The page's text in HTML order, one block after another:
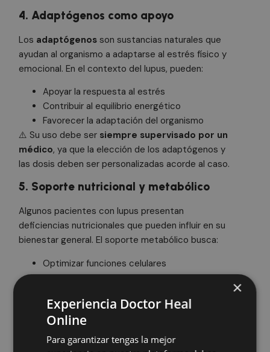
4. Adaptógenos como apoyo
Los adaptógenos son sustancias naturales que
ayudan al organismo a adaptarse al estrés físico y
emocional. En el contexto del lupus, pueden:
Apoyar la respuesta al estrés
Contribuir al equilibrio energético
Favorecer la adaptación del organismo
⚠️ Su uso debe ser siempre supervisado por un
médico, ya que la elección de los adaptógenos y
las dosis deben ser personalizadas acorde al caso.
5. Soporte nutricional y metabólico
Algunos pacientes con lupus presentan
deficiencias nutricionales que pueden influir en su
bienestar general. El soporte metabólico busca:
Optimizar funciones celulares
Apoyar procesos antiinflamatorios
indiscriminada
Lo que NO se debe
×
Experiencia Doctor Heal
Online
Para garantizar tengas la mejor